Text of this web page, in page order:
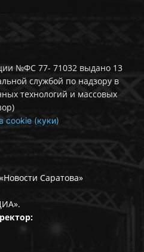
№ФС 77- 71032 выдано 13
службой по надзору в
технологий и массовых
cookie (куки)
Саратова»